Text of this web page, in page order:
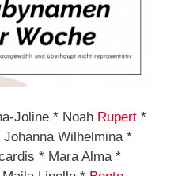
Joline * Noah Rupert *
Wilhelmina *
* Mara Alma *